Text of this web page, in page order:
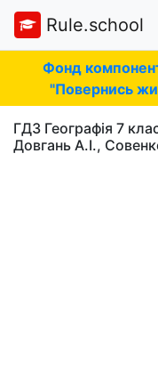
Rule.school
Фонд
"Повернись
ГДЗ Географія 7
Довгань А.І.,